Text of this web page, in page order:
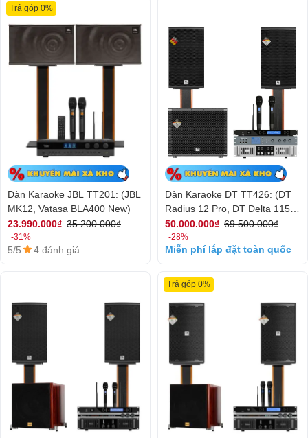
Dàn Karaoke JBL TT201: (JBL
MK12, Vatasa BLA400 New)
Trả góp 0%
23.990.000₫ 35.200.000₫
-31%
5/5 4 đánh giá
Dàn Karaoke DT TT426: (DT
Radius 12 Pro, DT Delta 115,
Vatasa V8 Pro, Vatasa VA-
4600, Vatasa T500)
50.000.000₫ 69.500.000₫
-28%
Miễn phí lắp đặt toàn quốc
Trả góp 0%